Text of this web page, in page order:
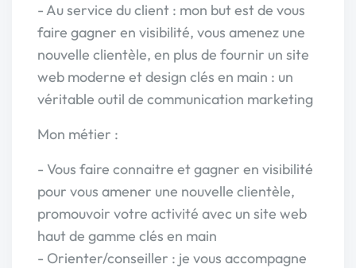
- Au service du client : mon but est de vous
faire gagner en visibilité, vous amenez une
nouvelle clientèle, en plus de fournir un site
web moderne et design clés en main : un
véritable outil de communication marketing
Mon métier :
- Vous faire connaitre et gagner en visibilité
pour vous amener une nouvelle clientèle,
promouvoir votre activité avec un site web
haut de gamme clés en main
- Orienter/conseiller : je vous accompagne